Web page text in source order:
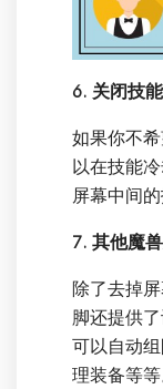
6. 关闭技
如果你不
以在技能
屏幕中间
7. 其他魔
除了去掉
脚还提供
可以自动
理装备等